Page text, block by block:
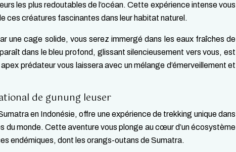
les plus redoutables de l’océan. Cette expérience intense vous
ces créatures fascinantes dans leur habitat naturel.
une cage solide, vous serez immergé dans les eaux fraîches de
dans le bleu profond, glissant silencieusement vers vous, est
prédateur vous laissera avec un mélange d’émerveillement et
de gunung leuser
en Indonésie, offre une expérience de trekking unique dans
du monde. Cette aventure vous plonge au cœur d’un écosystème
endémiques, dont les orangs-outans de Sumatra.